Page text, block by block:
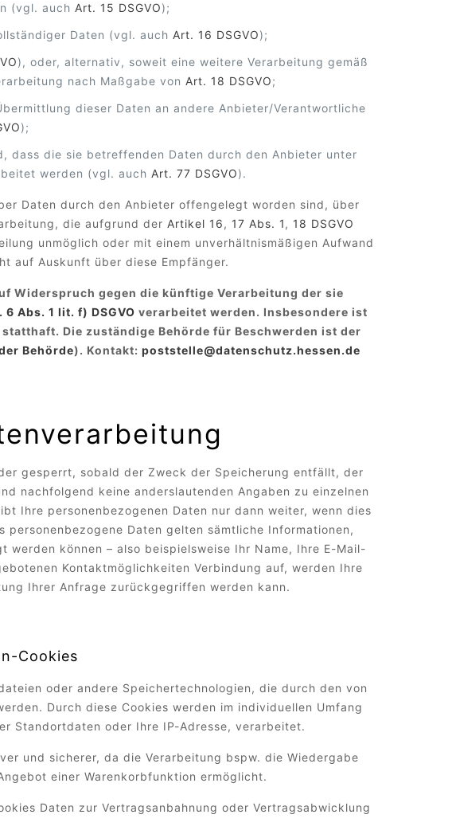
(vgl. auch Art. 15 DSGVO);
Daten (vgl. auch Art. 16 DSGVO);
), oder, alternativ, soweit eine weitere Verarbeitung gemäß
nach Maßgabe von Art. 18 DSGVO;
dieser Daten an andere Anbieter/Verantwortliche
);
dass die sie betreffenden Daten durch den Anbieter unter
werden (vgl. auch Art. 77 DSGVO).
Daten durch den Anbieter offengelegt worden sind, über
die aufgrund der Artikel 16, 17 Abs. 1, 18 DSGVO
unmöglich oder mit einem unverhältnismäßigen Aufwand
auf Auskunft über diese Empfänger.
Widerspruch gegen die künftige Verarbeitung der sie
6 Abs. 1 lit. f) DSGVO verarbeitet werden. Insbesondere ist
Die zuständige Behörde für Beschwerden ist der
Behörde). Kontakt: poststelle@datenschutz.hessen.de
gesperrt, sobald der Zweck der Speicherung entfällt, der
nachfolgend keine anderslautenden Angaben zu einzelnen
Ihre personenbezogenen Daten nur dann weiter, wenn dies
Daten gelten sämtliche Informationen,
können – also beispielsweise Ihr Name, Ihre E-Mail-
Kontaktmöglichkeiten Verbindung auf, werden Ihre
Ihrer Anfrage zurückgegriffen werden kann.
Cookies
oder andere Speichertechnologien, die durch den von
Durch diese Cookies werden im individuellen Umfang
Standortdaten oder Ihre IP-Adresse, verarbeitet.
und sicherer, da die Verarbeitung bspw. die Wiedergabe
einer Warenkorbfunktion ermöglicht.
Daten zur Vertragsanbahnung oder Vertragsabwicklung